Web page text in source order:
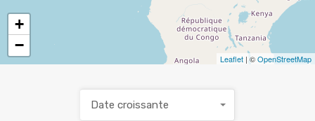
+
−
Leaflet | ©OpenStreetMap
Date croissante